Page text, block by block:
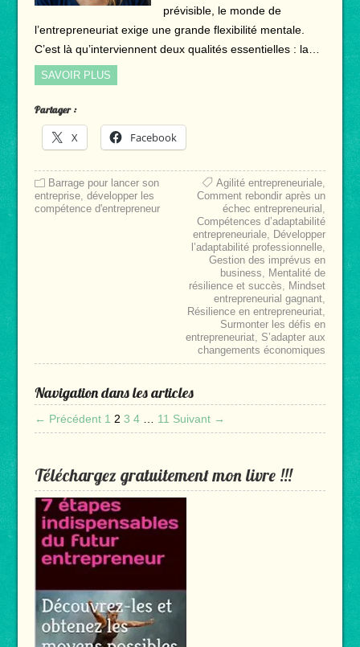
prévisible, le monde de
l’entrepreneuriat exige une grande flexibilité mentale.
C’est là qu’interviennent deux qualités essentielles : la…
SAVOIR PLUS
Partager :
X Facebook
Barrage pour lancer son
entreprise, développer les
compétence d'entrepreneur
Agilité entrepreneuriale,
Comment rebondir après un
échec entrepreneurial ,
Compétences d’adaptabilité
entrepreneuriale, Développer
l’adaptabilité professionnelle,
Gestion des imprévus en
business, Mentalité de
résilience et succès, Mindset
entrepreneurial gagnant,
Résilience en entrepreneuriat,
Surmonter les défis en
entrepreneuriat, S’adapter aux
changements économiques
Navigation dans les articles
← Précédent 1 2 3 4 11 Suivant →
Téléchargez gratuitement mon livre !!!